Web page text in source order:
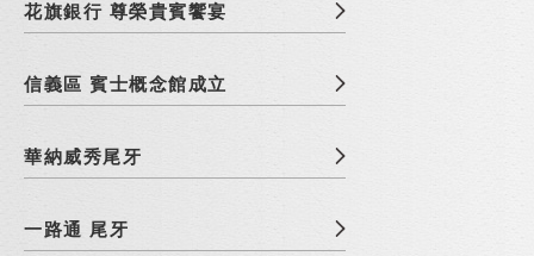
花旗銀行 尊榮貴賓饗宴
信義區 賓士概念館成立
華納威秀尾牙
一路通 尾牙